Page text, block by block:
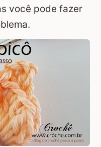
você pode fazer